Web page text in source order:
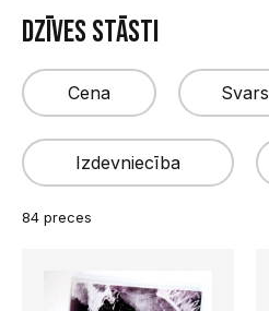
Dzīves stāsti
Cena Svars
Izdevniecība
AMNIS
Apgāds "Zelta Grauds"
84 preces